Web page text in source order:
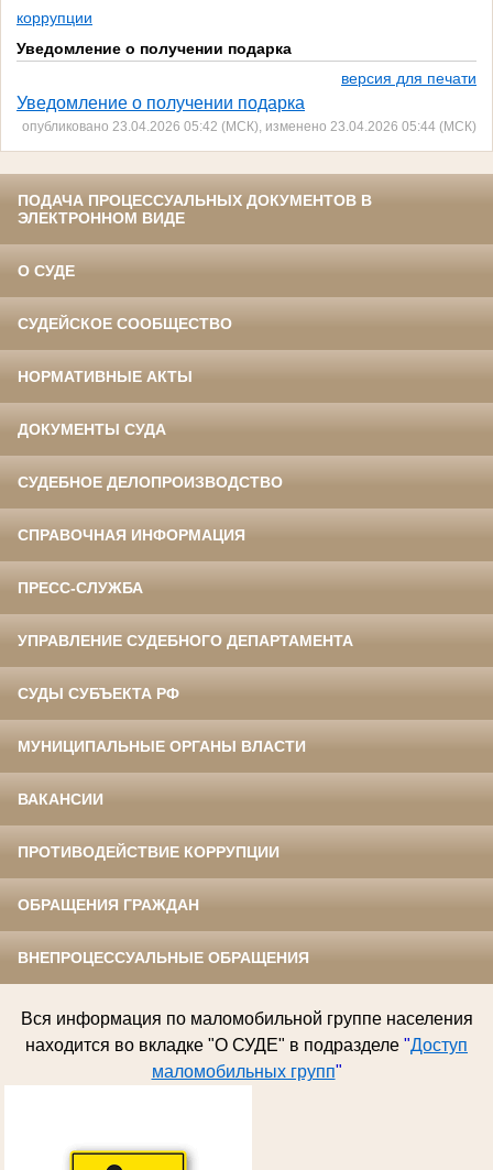
коррупции
Уведомление о получении подарка
версия для печати
Уведомление о получении подарка
опубликовано 23.04.2026 05:42 (МСК), изменено 23.04.2026 05:44 (МСК)
ПОДАЧА ПРОЦЕССУАЛЬНЫХ ДОКУМЕНТОВ В
ЭЛЕКТРОННОМ ВИДЕ
О СУДЕ
СУДЕЙСКОЕ СООБЩЕСТВО
НОРМАТИВНЫЕ АКТЫ
ДОКУМЕНТЫ СУДА
СУДЕБНОЕ ДЕЛОПРОИЗВОДСТВО
СПРАВОЧНАЯ ИНФОРМАЦИЯ
ПРЕСС-СЛУЖБА
УПРАВЛЕНИЕ СУДЕБНОГО ДЕПАРТАМЕНТА
СУДЫ СУБЪЕКТА РФ
МУНИЦИПАЛЬНЫЕ ОРГАНЫ ВЛАСТИ
ВАКАНСИИ
ПРОТИВОДЕЙСТВИЕ КОРРУПЦИИ
ОБРАЩЕНИЯ ГРАЖДАН
ВНЕПРОЦЕССУАЛЬНЫЕ ОБРАЩЕНИЯ
Вся информация по маломобильной группе населения
находится во вкладке "О СУДЕ" в подразделе "Доступ
маломобильных групп"